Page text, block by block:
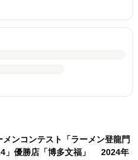
メンコンテスト「ラーメン登龍門
」優勝店「博多文福」 2024年